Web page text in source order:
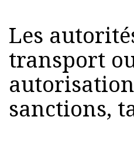
Les
transport
sanctions,